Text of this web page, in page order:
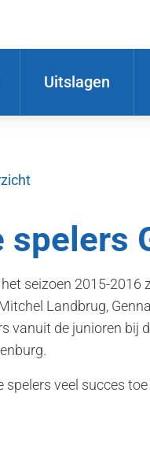
Uitslagen
spelers
seizoen 2015-
Landbrug,
vanuit de junioren bij
spelers veel succes